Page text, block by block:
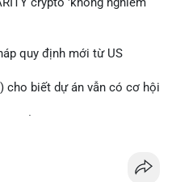
quy định mới từ US
cho biết dự án vẫn có cơ hội